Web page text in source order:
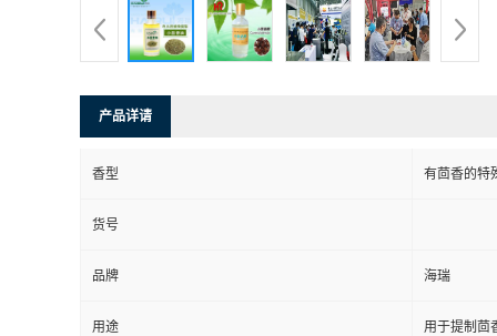
产品详请
香型 有茴香的特
货号
品牌 海瑞
用途 用于提制茴